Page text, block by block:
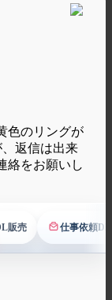
色のリングが
返信は出来
絡をお願いし
販売 仕事依頼